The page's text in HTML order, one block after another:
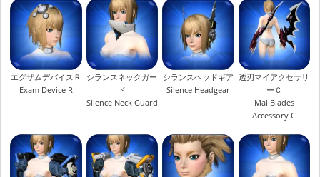
エグザムデバイスＲ
Exam Device R
シランスネックガー
ド
Silence Neck Guard
シランスヘッドギア
Silence Headgear
透刃マイアクセサリ
ーＣ
Mai Blades
Accessory C